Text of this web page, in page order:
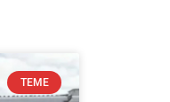
TEME